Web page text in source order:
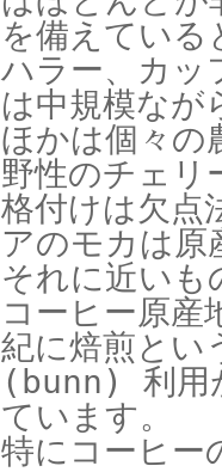
を備えている
ハラー、カ
は中規模なが
ほかは個々の
野性のチェリ
格付けは欠点
アのモカは
それに近い
コーヒー原
紀に焙煎とい
(bunn) 利用
ています。
特にコーヒー